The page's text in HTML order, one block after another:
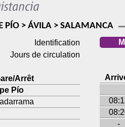
PÍO > ÁVILA > SALAMANCA
Identification
Jours de circulation
Arrêt
Pío
-